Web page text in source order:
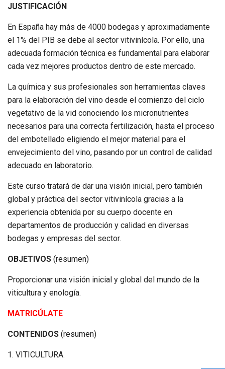
JUSTIFICACIÓN
En España hay más de 4000 bodegas y aproximadamente
el 1% del PIB se debe al sector vitivinícola. Por ello, una
adecuada formación técnica es fundamental para elaborar
cada vez mejores productos dentro de este mercado.
La química y sus profesionales son herramientas claves
para la elaboración del vino desde el comienzo del ciclo
vegetativo de la vid conociendo los micronutrientes
necesarios para una correcta fertilización, hasta el proceso
del embotellado eligiendo el mejor material para el
envejecimiento del vino, pasando por un control de calidad
adecuado en laboratorio.
Este curso tratará de dar una visión inicial, pero también
global y práctica del sector vitivinícola gracias a la
experiencia obtenida por su cuerpo docente en
departamentos de producción y calidad en diversas
bodegas y empresas del sector.
OBJETIVOS (resumen)
Proporcionar una visión inicial y global del mundo de la
viticultura y enología.
MATRICÚLATE
CONTENIDOS (resumen)
1. VITICULTURA.